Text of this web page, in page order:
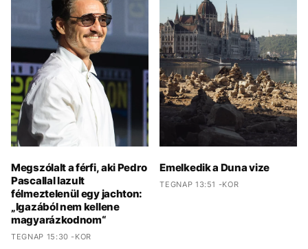
Megszólalt a férfi, aki Pedro
Pascallal lazult
félmeztelenül egy jachton:
„Igazából nem kellene
magyarázkodnom“
TEGNAP 15:30 -KOR
Emelkedik a Duna vize
TEGNAP 13:51 -KOR